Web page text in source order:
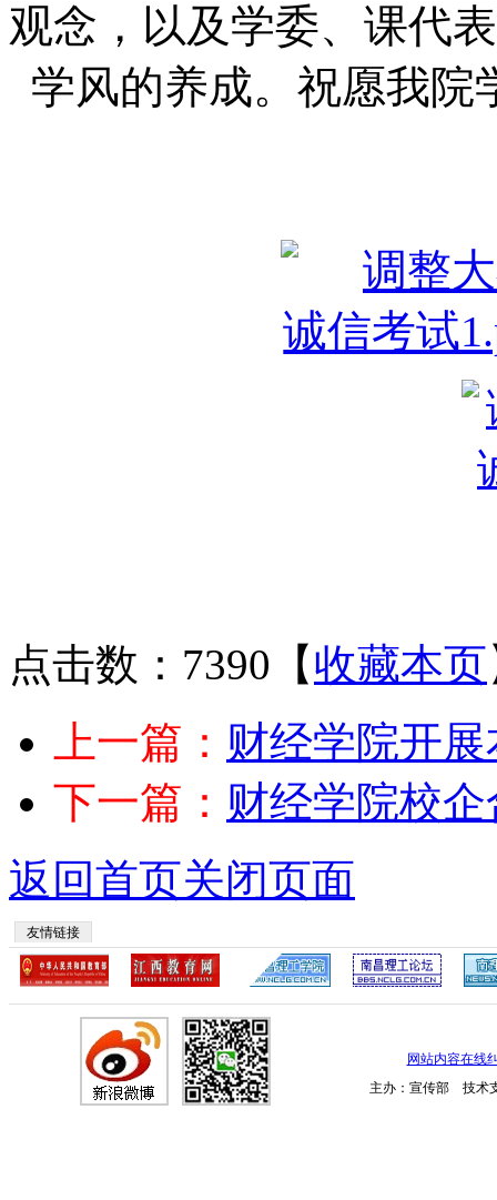
观念，以及学委、课代
学风的养成。祝愿我院
点击数：7390 【收藏本页
上一篇： 财经学院开
下一篇： 财经学院校
返回首页关闭页面
友情链接
网站内容在线
主办：宣传部 技术